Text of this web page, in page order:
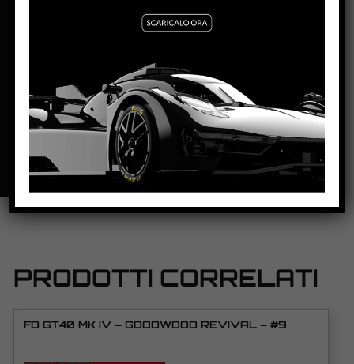
SCHEDA TECNICA
PRODOTTI CORRELATI
FD GT40 MK IV – GOODWOOD REVIVAL – #9